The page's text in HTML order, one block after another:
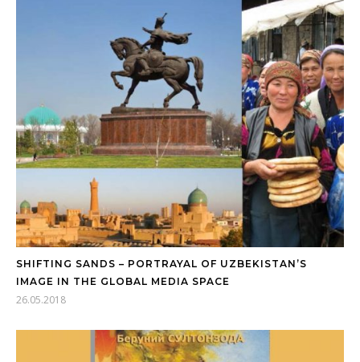
SHIFTING SANDS – PORTRAYAL OF UZBEKISTAN’S
IMAGE IN THE GLOBAL MEDIA SPACE
26.05.2018